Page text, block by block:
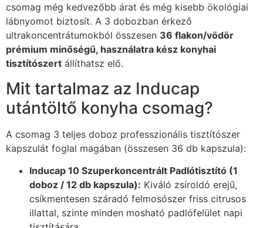
csomag még kedvezőbb árat és még kisebb ökológiai
lábnyomot biztosít. A 3 dobozban érkező
ultrakoncentrátumokból összesen 36 flakon/vödör
prémium minőségű, használatra kész konyhai
tisztítószert állíthatsz elő.
Mit tartalmaz az Inducap
utántöltő konyha csomag?
A csomag 3 teljes doboz professzionális tisztítószer
kapszulát foglal magában (összesen 36 db kapszula):
Inducap 10 Szuperkoncentrált Padlótisztító (1
doboz / 12 db kapszula): Kiváló zsíroldó erejű,
csíkmentesen száradó felmosószer friss citrusos
illattal, szinte minden mosható padlófelület napi